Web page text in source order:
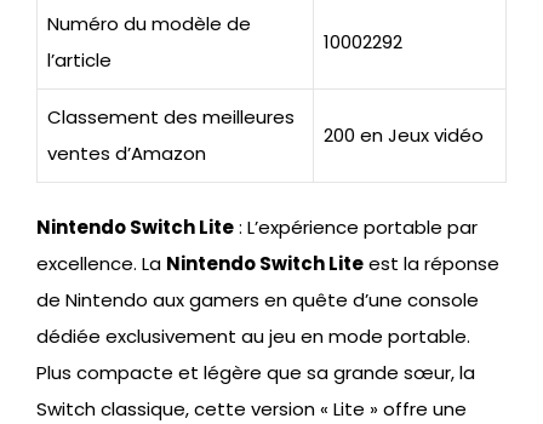
Numéro du modèle de
l’article
10002292
Classement des meilleures
ventes d’Amazon
200 en Jeux vidéo
Nintendo Switch Lite: L’expérience portable par
excellence. La Nintendo Switch Liteest la réponse
de Nintendo aux gamers en quête d’une console
dédiée exclusivement au jeu en mode portable.
Plus compacte et légère que sa grande sœur, la
Switch classique, cette version « Lite » offre une